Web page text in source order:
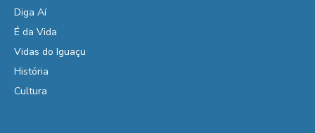
Diga Aí
É da Vida
Vidas do Iguaçu
História
Cultura